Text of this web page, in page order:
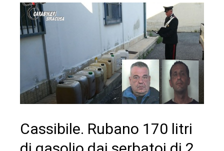
Cassibile. Rubano 170 litri